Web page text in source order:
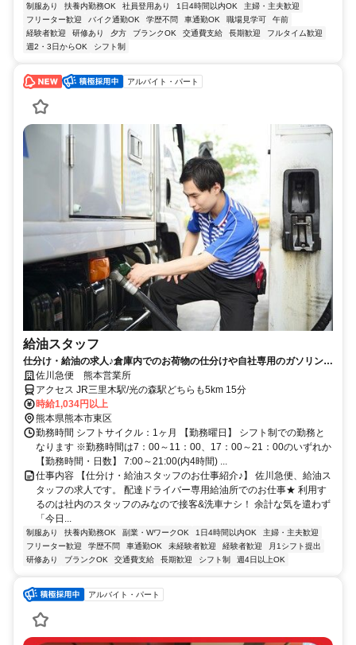
制服あり 扶養内勤務OK 社員登用あり 1日4時間以内OK
主婦・主夫歓迎
フリーター歓迎
バイク通勤OK 学歴不問 車通勤OK 職場見学可
午前
経験者歓迎
研修あり 夕方 ブランクOK 交通費支給 長期歓迎
フルタイム歓迎
週2・3日からOK
シフト制
アルバイト・パート
給油スタッフ
仕分け・給油の求人♪倉庫内でのお荷物の仕分けや自社専用のガソリンス
タンドでの給油作業
佐川急便 熊本営業所
アクセス JR三里木駅/光の森駅どちらも5km 15分
時給1,034円以上
熊本県熊本市東区
勤務時間 シフトサイクル：1ヶ月 【勤務曜日】 シフト制での勤務と
なります ※勤務時間は7：00～11：00、17：00～21：00のいずれか
【勤務時間・日数】 7:00～21:00(内4時間) ...
仕事内容 【仕分け・給油スタッフのお仕事紹介♪】 佐川急便、給油ス
タッフの求人です。 配達ドライバー専用給油所でのお仕事★ 利用す
るのは社内のスタッフのみなので接客&洗車ナシ！ 余計な気を遣わず
「今日...
制服あり 扶養内勤務OK 副業・WワークOK 1日4時間以内OK
主婦・主夫歓迎
フリーター歓迎
学歴不問 車通勤OK 未経験者歓迎 経験者歓迎
月1シフト提出
研修あり
ブランクOK 交通費支給 長期歓迎 シフト制 週4日以上OK
アルバイト・パート